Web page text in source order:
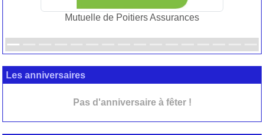
Mutuelle de Poitiers Assurances
Les anniversaires
Pas d'anniversaire à fêter !